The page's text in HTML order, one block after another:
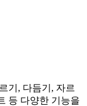
기, 다듬기, 자르
등 다양한 기능을